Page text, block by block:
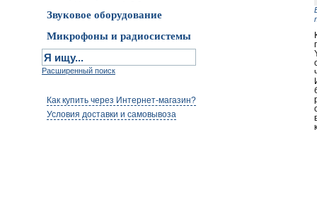
Звуковое оборудование
Микрофоны и радиосистемы
Расширенный поиск
Как купить через Интернет-магазин?
Условия доставки и самовывоза